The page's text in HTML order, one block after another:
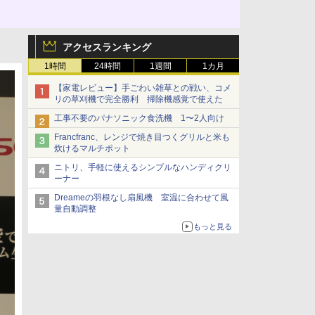
アクセスランキング
1時間 24時間 1週間 1カ月
【家電レビュー】手ごわい雑草との戦い、コメ
リの草刈機で完全勝利 掃除機感覚で使えた
工事不要のパナソニック食洗機 1〜2人向け
Francfranc、レンジで焼き目つくグリルと米も
炊けるマルチポット
ニトリ、手軽に使えるシンプルなハンディクリ
ーナー
Dreameの羽根なし扇風機 室温に合わせて風
量自動調整
もっと見る